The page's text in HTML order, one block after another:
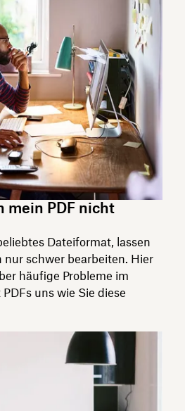
mein PDF nicht
Dateiformat, lassen
schwer bearbeiten. Hier
häufige Probleme im
uns wie Sie diese